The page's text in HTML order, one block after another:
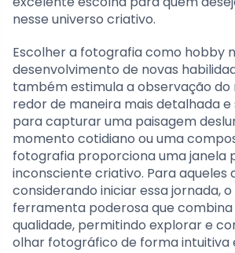
nesse universo criativo.
Escolher a fotografia como hobby
desenvolvimento de novas
também estimula a observação do
redor de maneira mais detalhada e
para capturar uma paisagem
momento cotidiano ou uma
fotografia proporciona uma janela
inconsciente criativo. Para aqueles
considerando iniciar essa jornada,
ferramenta poderosa que
qualidade, permitindo explorar e
olhar fotográfico de forma intuitiva